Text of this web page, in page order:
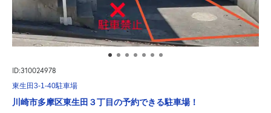
ID:310024978
東生田3-1-40駐車場
川崎市多摩区東生田３丁目の予約できる駐車場！